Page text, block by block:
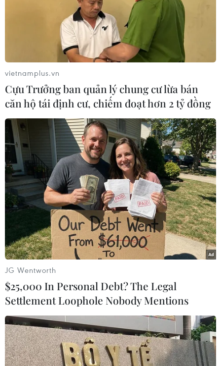
TIN LIÊN QUAN
Tòa án Canada vẫn chưa đưa ra phán
quyết về “số phận” của CFO Huawei
11/12/2018 01:12
Tòa án tỉnh British Columbia, Canada đã quyết định
ngừng phiên tranh luận về việc có cho phép bà Mạnh
Vãn Chu, CFO của tập đoàn công nghệ Trung Quốc
Huawei được bảo lãnh tại ngoại hay không.
vietnamplus.vn
Cựu Trưởng ban quản lý chung cư lừa bán
căn hộ tái định cư, chiếm đoạt hơn 2 tỷ đồng
JG Wentworth
$25,000 In Personal Debt? The Legal
Settlement Loophole Nobody Mentions